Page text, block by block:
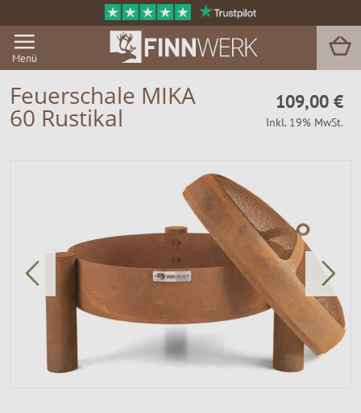
Menü
Grill & BBQ
Zu Hause
Service
Magazin
SALE %
Feuerschale MIKA
60 Rustikal
109,00 €
Inkl. 19% MwSt.